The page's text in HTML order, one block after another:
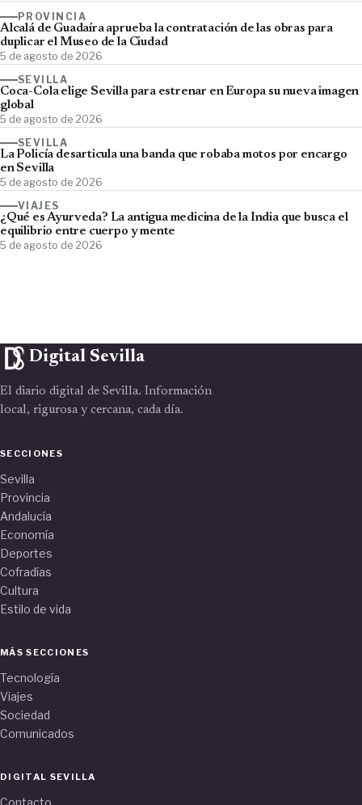
PROVINCIA
Alcalá de Guadaíra aprueba la contratación de las obras para
duplicar el Museo de la Ciudad
5 de agosto de 2026
SEVILLA
Coca-Cola elige Sevilla para estrenar en Europa su nueva imagen
global
5 de agosto de 2026
SEVILLA
La Policía desarticula una banda que robaba motos por encargo
en Sevilla
5 de agosto de 2026
VIAJES
¿Qué es Ayurveda? La antigua medicina de la India que busca el
equilibrio entre cuerpo y mente
5 de agosto de 2026
Digital Sevilla
El diario digital de Sevilla. Información
local, rigurosa y cercana, cada día.
SECCIONES
Sevilla
Provincia
Andalucía
Economía
Deportes
Cofradías
Cultura
Estilo de vida
MÁS SECCIONES
Tecnología
Viajes
Sociedad
Comunicados
DIGITAL SEVILLA
Contacto